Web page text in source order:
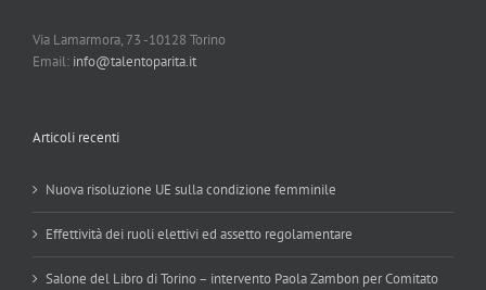
Via Lamarmora, 73 -10128 Torino
Email: info@talentoparita.it
Articoli recenti
Nuova risoluzione UE sulla condizione femminile
Effettività dei ruoli elettivi ed assetto regolamentare
Salone del Libro di Torino – intervento Paola Zambon per Comitato